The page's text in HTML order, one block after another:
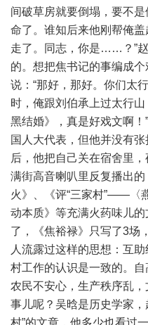
间破草房就要倒塌，要不
命了。谁知后来他刚帮俺
走了。同志，你是……？”
的。想把焦书记的事编成
说：“那好，那好。你们太
时，俺跟刘伯承上过太行
黑结婚》，真是好戏文啊
国人大代表，但他并没有
后，他把自己关在宿舍里
满街高音喇叭里反复播出
火》、《评“三家村”——〈
动本质》等充满火药味儿
了，《焦裕禄》只写了3场
人流露过这样的思想：互
村工作的认识是一致的。自
农民不安心，生产秩序乱
事儿呢？吴晗是历史学家
村”的文章，他多少也看过